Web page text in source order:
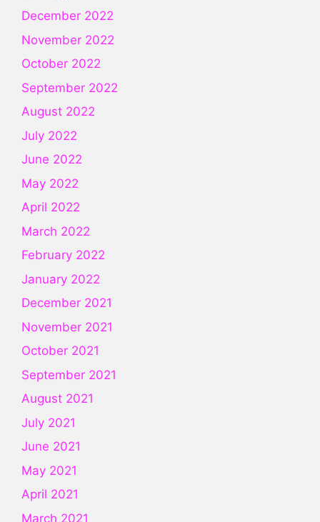
December 2022
November 2022
October 2022
September 2022
August 2022
July 2022
June 2022
May 2022
April 2022
March 2022
February 2022
January 2022
December 2021
November 2021
October 2021
September 2021
August 2021
July 2021
June 2021
May 2021
April 2021
March 2021